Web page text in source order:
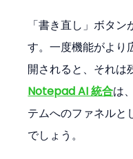
「書き直し」ボタ
す。一度機能がより
開されると、それは
Notepad AI 統合は
テムへのファネルと
でしょう。